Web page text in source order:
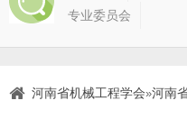
专业委员会
河南省机械工程学会»河南